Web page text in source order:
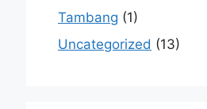
Tambang (1)
Uncategorized (13)